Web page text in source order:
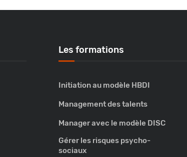
Les formations
Initiation au modèle HBDI
Management des talents
Manager avec le modèle DISC
Gérer les risques psycho-
sociaux